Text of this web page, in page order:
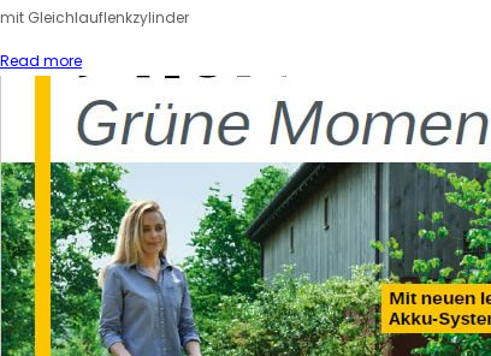
mit Gleichlauflenkzylinder
Read more